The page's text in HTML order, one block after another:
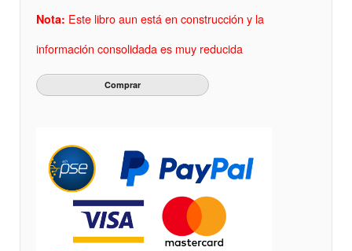
Nota: Este libro aun está en construcción y la
información consolidada es muy reducida